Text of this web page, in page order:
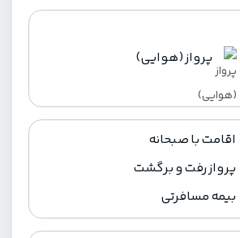
پرواز (هوایی)
اقامت با صبحانه
پرواز رفت و برگشت
بیمه مسافرتی